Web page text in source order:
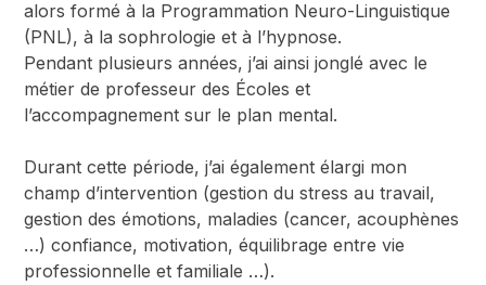
alors formé à la Programmation Neuro-Linguistique
(PNL), à la sophrologie et à l’hypnose.
Pendant plusieurs années, j’ai ainsi jonglé avec le
métier de professeur des Écoles et
l’accompagnement sur le plan mental.
Durant cette période, j’ai également élargi mon
champ d’intervention (gestion du stress au travail,
gestion des émotions, maladies (cancer, acouphènes
…) confiance, motivation, équilibrage entre vie
professionnelle et familiale …).